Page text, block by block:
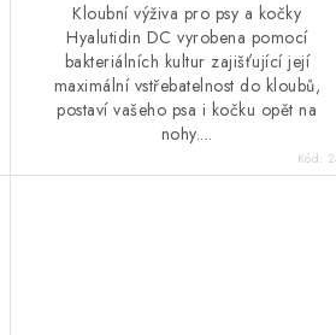
Kloubní výživa pro psy a kočky
Hyalutidin DC vyrobena pomocí
bakteriálních kultur zajišťující její
maximální vstřebatelnost do kloubů,
postaví vašeho psa i kočku opět na
nohy....
Kód: